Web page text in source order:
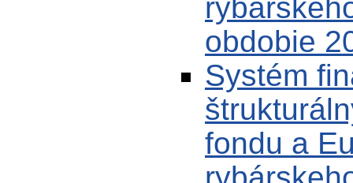
obdobie
Systém
fondu a